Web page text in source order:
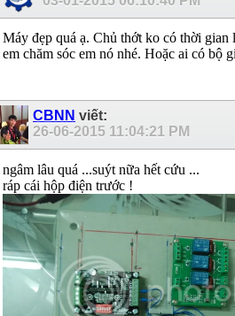
Máy đẹp quá ạ. Chủ thớt ko có thời gian
em chăm sóc em nó nhé. Hoặc ai có bộ
CBNN viết:
26-06-2015 11:04:21 PM
ngâm lâu quá ...suýt nữa hết cứu ...
ráp cái hộp điện trước !